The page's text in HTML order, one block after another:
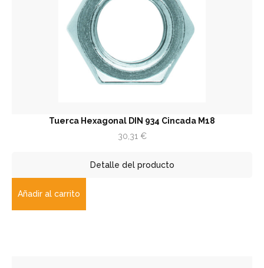
Tuerca Hexagonal DIN 934 Cincada M18
30,31 €
Detalle del producto
Añadir al carrito